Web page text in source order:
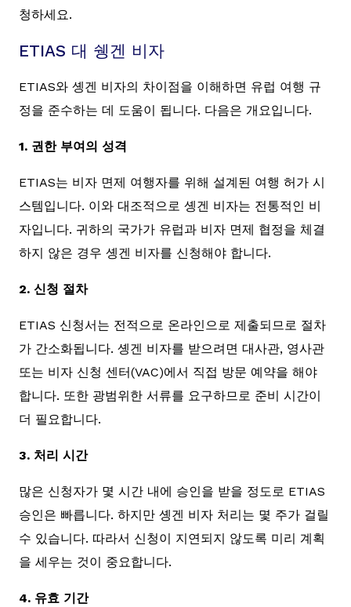
청하세요.
ETIAS 대 쉥겐 비자
ETIAS와 솅겐 비자의 차이점을 이해하면 유럽 여행 규
정을 준수하는 데 도움이 됩니다. 다음은 개요입니다.
1. 권한 부여의 성격
ETIAS는 비자 면제 여행자를 위해 설계된 여행 허가 시
스템입니다. 이와 대조적으로 솅겐 비자는 전통적인 비
자입니다. 귀하의 국가가 유럽과 비자 면제 협정을 체결
하지 않은 경우 솅겐 비자를 신청해야 합니다.
2. 신청 절차
ETIAS 신청서는 전적으로 온라인으로 제출되므로 절차
가 간소화됩니다. 솅겐 비자를 받으려면 대사관, 영사관
또는 비자 신청 센터(VAC)에서 직접 방문 예약을 해야
합니다. 또한 광범위한 서류를 요구하므로 준비 시간이
더 필요합니다.
3. 처리 시간
많은 신청자가 몇 시간 내에 승인을 받을 정도로 ETIAS
승인은 빠릅니다. 하지만 솅겐 비자 처리는 몇 주가 걸릴
수 있습니다. 따라서 신청이 지연되지 않도록 미리 계획
을 세우는 것이 중요합니다.
4. 유효 기간